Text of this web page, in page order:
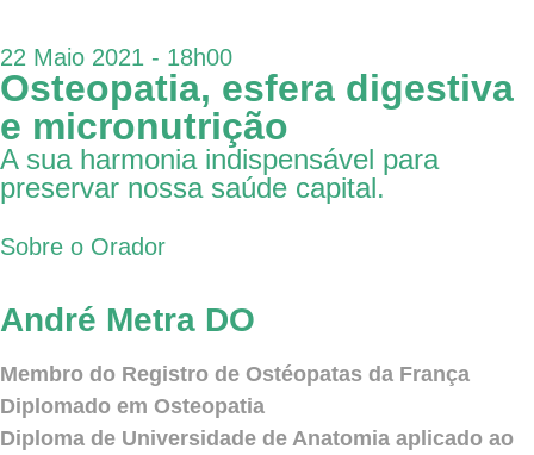
22 Maio 2021 - 18h00
Osteopatia, esfera digestiva
e micronutrição
A sua harmonia indispensável para
preservar nossa saúde capital.
Sobre o Orador
André Metra DO
Membro do Registro de Ostéopatas da França
Diplomado em Osteopatia
Diploma de Universidade de Anatomia aplicado ao